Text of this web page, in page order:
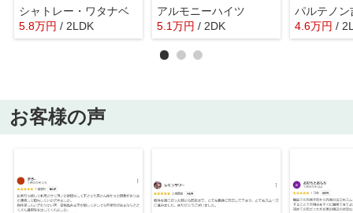
シャトレー・ワタナベ
5.8万円 / 2LDK
アルモニーハイツ
5.1万円 / 2DK
パルテノン
4.6万円 /
お客様の声